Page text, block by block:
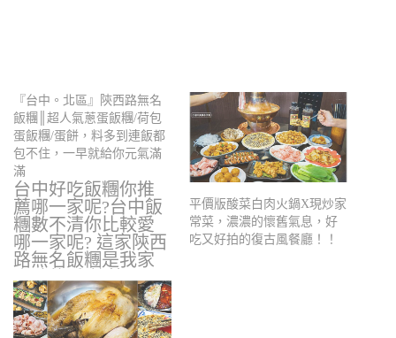
『台中。北區』陝西路無名
飯糰║超人氣蔥蛋飯糰/荷包
蛋飯糰/蛋餅，料多到連飯都
包不住，一早就給你元氣滿
滿
台中好吃飯糰你推
薦哪一家呢?台中飯
糰數不清你比較愛
哪一家呢? 這家陝西
路無名飯糰是我家
小砂的愛,趁著…
平價版酸菜白肉火鍋X現炒家
常菜，濃濃的懷舊氣息，好
吃又好拍的復古風餐廳！！